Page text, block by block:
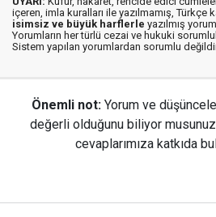
içeren, imla kuralları ile yazılmamış, Türkçe
isimsiz ve büyük harflerle yazılmış
Yorumların her türlü cezai ve hukuki
Sistem yapılan yorumlardan sorumlu
Önemli not: Yorum ve
değerli olduğunu biliyor
cevaplarımıza katkıda